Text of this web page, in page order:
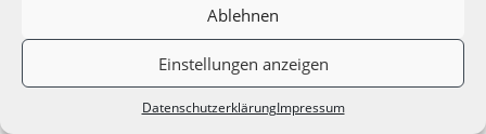
Ablehnen
Einstellungen anzeigen
DatenschutzerklärungImpressum
Angebote Karte